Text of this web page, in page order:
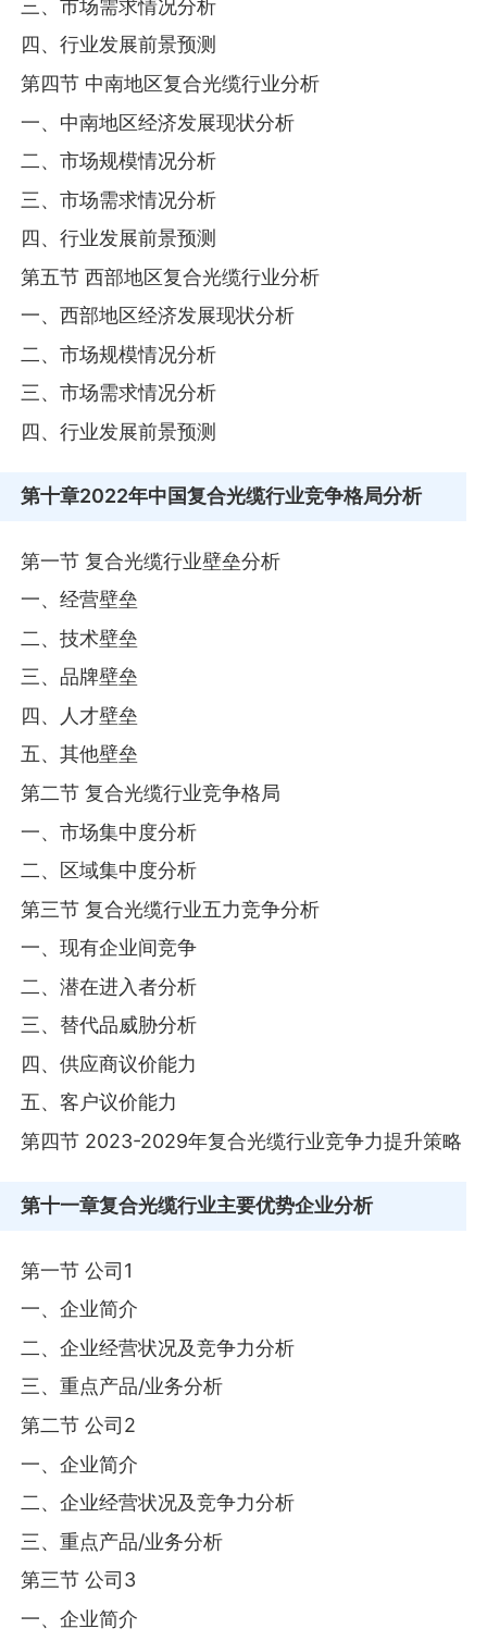
三、市场需求情况分析
四、行业发展前景预测
第四节 中南地区复合光缆行业分析
一、中南地区经济发展现状分析
二、市场规模情况分析
三、市场需求情况分析
四、行业发展前景预测
第五节 西部地区复合光缆行业分析
一、西部地区经济发展现状分析
二、市场规模情况分析
三、市场需求情况分析
四、行业发展前景预测
第十章2022年中国复合光缆行业竞争格局分析
第一节 复合光缆行业壁垒分析
一、经营壁垒
二、技术壁垒
三、品牌壁垒
四、人才壁垒
五、其他壁垒
第二节 复合光缆行业竞争格局
一、市场集中度分析
二、区域集中度分析
第三节 复合光缆行业五力竞争分析
一、现有企业间竞争
二、潜在进入者分析
三、替代品威胁分析
四、供应商议价能力
五、客户议价能力
第四节 2023-2029年复合光缆行业竞争力提升策略
第十一章复合光缆行业主要优势企业分析
第一节 公司1
一、企业简介
二、企业经营状况及竞争力分析
三、重点产品/业务分析
第二节 公司2
一、企业简介
二、企业经营状况及竞争力分析
三、重点产品/业务分析
第三节 公司3
一、企业简介